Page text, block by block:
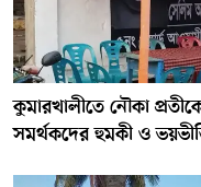
কুমারখালীতে নৌকা
সমর্থকদের হুমকী ও